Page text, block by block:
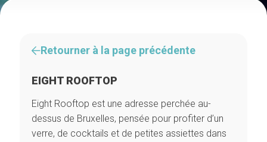
Retourner à la page précédente
EIGHT ROOFTOP
Eight Rooftop est une adresse perchée au-
dessus de Bruxelles, pensée pour profiter d’un
verre, de cocktails et de petites assiettes dans